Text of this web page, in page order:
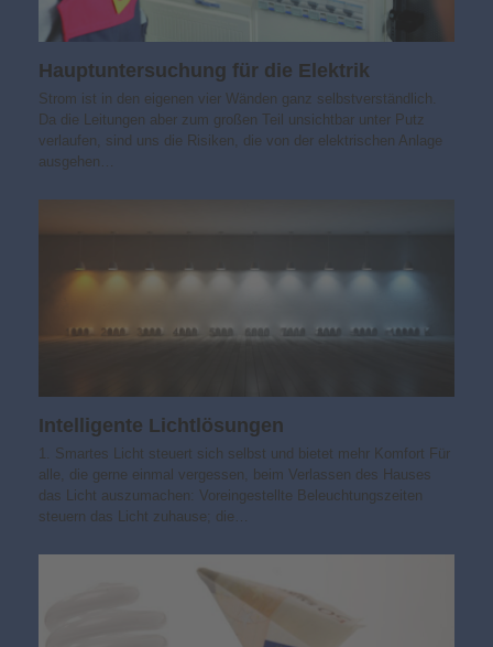
Hauptuntersuchung für die Elektrik
Strom ist in den eigenen vier Wänden ganz selbstverständlich.
Da die Leitungen aber zum großen Teil unsichtbar unter Putz
verlaufen, sind uns die Risiken, die von der elektrischen Anlage
ausgehen…
Intelligente Lichtlösungen
1. Smartes Licht steuert sich selbst und bietet mehr Komfort Für
alle, die gerne einmal vergessen, beim Verlassen des Hauses
das Licht auszumachen: Voreingestellte Beleuchtungszeiten
steuern das Licht zuhause; die…